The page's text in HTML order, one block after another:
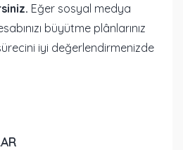
Eğer sosyal medya
büyütme plânlarınız
iyi değerlendirmenizde